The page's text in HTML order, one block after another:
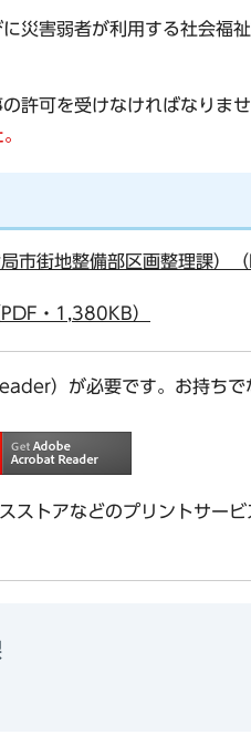
災害弱者が利用する社会福
許可を受けなければなりませ
市街地整備部区画整理課）
・1,380KB）
）が必要です。お持ちで
トアなどのプリントサー